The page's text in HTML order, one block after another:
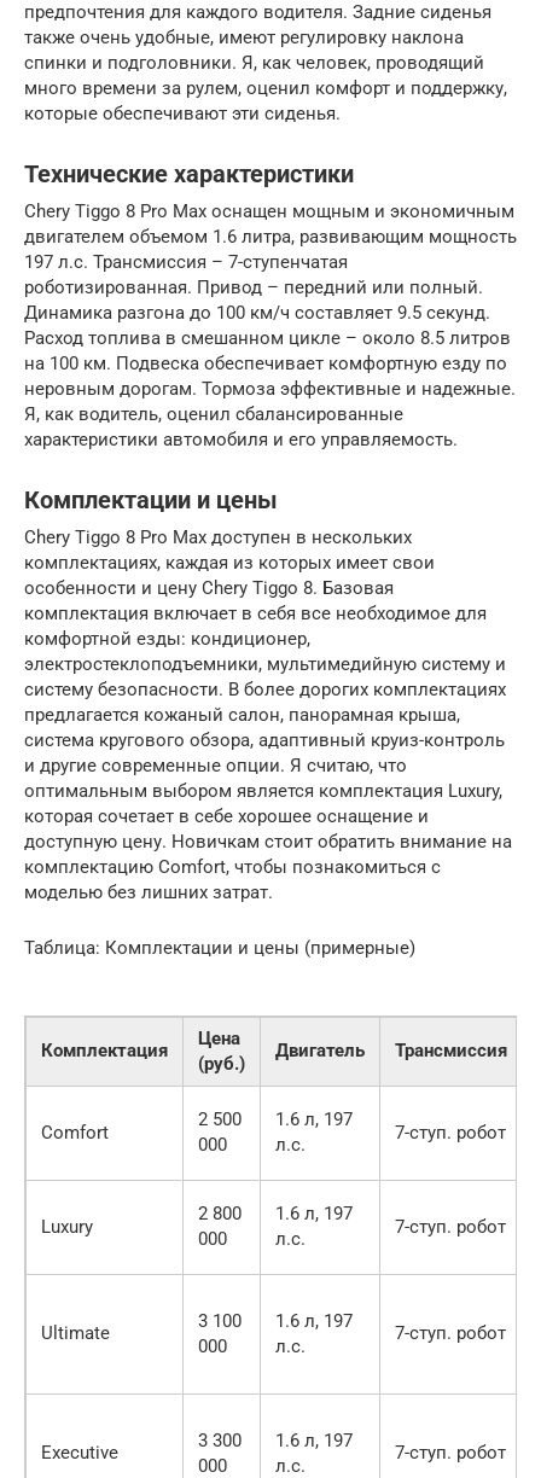
предпочтения для каждого водителя. Задние сиденья
также очень удобные, имеют регулировку наклона
спинки и подголовники. Я, как человек, проводящий
много времени за рулем, оценил комфорт и поддержку,
которые обеспечивают эти сиденья.
Технические характеристики
Chery Tiggo 8 Pro Max оснащен мощным и экономичным
двигателем объемом 1.6 литра, развивающим мощность
197 л.с. Трансмиссия – 7-ступенчатая
роботизированная. Привод – передний или полный.
Динамика разгона до 100 км/ч составляет 9.5 секунд.
Расход топлива в смешанном цикле – около 8.5 литров
на 100 км. Подвеска обеспечивает комфортную езду по
неровным дорогам. Тормоза эффективные и надежные.
Я, как водитель, оценил сбалансированные
характеристики автомобиля и его управляемость.
Комплектации и цены
Chery Tiggo 8 Pro Max доступен в нескольких
комплектациях, каждая из которых имеет свои
особенности и цену Chery Tiggo 8. Базовая
комплектация включает в себя все необходимое для
комфортной езды: кондиционер,
электростеклоподъемники, мультимедийную систему и
систему безопасности. В более дорогих комплектациях
предлагается кожаный салон, панорамная крыша,
система кругового обзора, адаптивный круиз-контроль
и другие современные опции. Я считаю, что
оптимальным выбором является комплектация Luxury,
которая сочетает в себе хорошее оснащение и
доступную цену. Новичкам стоит обратить внимание на
комплектацию Comfort, чтобы познакомиться с
моделью без лишних затрат.
Таблица: Комплектации и цены (примерные)
Комплектация
Цена
(руб.)
Двигатель Трансмиссия
Comfort
2 500
000
1.6 л, 197
л.с.
7-ступ. робот
Luxury
2 800
000
1.6 л, 197
л.с.
7-ступ. робот
Ultimate
3 100
000
1.6 л, 197
л.с.
7-ступ. робот
Executive
3 300
000
1.6 л, 197
л.с.
7-ступ. робот